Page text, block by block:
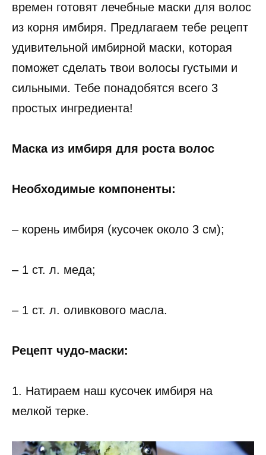
времен готовят лечебные маски для волос
из корня имбиря. Предлагаем тебе рецепт
удивительной имбирной маски, которая
поможет сделать твои волосы густыми и
сильными. Тебе понадобятся всего 3
простых ингредиента!
Маска из имбиря для роста волос
Необходимые компоненты:
– корень имбиря (кусочек около 3 см);
– 1 ст. л. меда;
– 1 ст. л. оливкового масла.
Рецепт чудо-маски:
1. Натираем наш кусочек имбиря на
мелкой терке.